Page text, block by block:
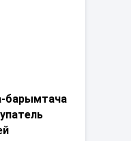
барымтача